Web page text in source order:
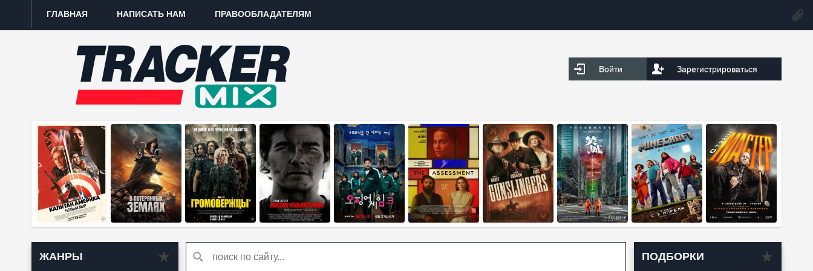
ГЛАВНАЯ НАПИСАТЬ НАМ ПРАВООБЛАДАТЕЛЯМ
Войти Зарегистрироваться
ЖАНРЫ ПОДБОРКИ